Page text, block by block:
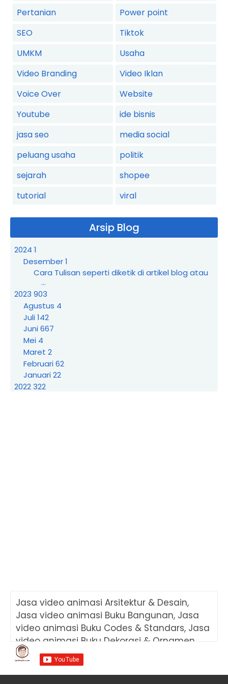
Pertanian
Power point
SEO
Tiktok
UMKM
Usaha
Video Branding
Video Iklan
Voice Over
Website
Youtube
ide bisnis
jasa seo
media social
peluang usaha
politik
sejarah
shopee
tutorial
viral
Arsip Blog
2024 1
Desember1
Cara Tulisan seperti diketik di artikel blog atau
...
2023 903
Agustus 4
Juli142
Juni667
Mei 4
Maret 2
Februari62
Januari22
2022322
Jasa video animasi Arsitektur & Desain,
Jasa video animasi Buku Bangunan, Jasa
video animasi Buku Codes & Standars, Jasa
video animasi Buku Dekorasi & Ornamen,
Jasa video animasi Buku Desain Dapur, Jasa
video animasi Buku Desain Kamar, Jasa
video animasi Buku Desain Ruang Keluarga,